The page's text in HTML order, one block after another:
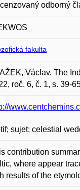
odborný
fakulta
Václav. The
roč. 6, č. 1, s. 39-
sujet; celestial
contribution
where appear
results of the